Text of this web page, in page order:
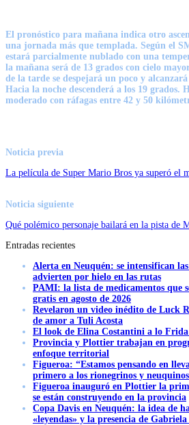
El pronóstico para mañana indica otro
una jornada más que templada. Según el
estará parcialmente nublado con una
la mañana será de 13 grados con cielo
de la tarde se despejará un poco y
Hacia la noche descenderá a los 19 grados.
moderado con ráfagas entre 42 y 50
Noticia previa
La película de Super Mario Bros ya superó el
Noticia siguiente
Qué polémico personaje bailará en la pista de
Entradas recientes
Alerta en Neuquén: se intensifican
advierten por hielo en las rutas
PAMI: la lista de medicamentos que
gratis en agosto de 2026
Revelaron un video inédito de Luck
de amor a Tuli Acosta
El look de Elina Costantini a lo
Provincia y Plottier trabajan en
enfoque territorial
Figueroa: “Estamos pensando en
primero a los rionegrinos y
Figueroa inauguró en Plottier la
se están construyendo en la provincia
Copa Davis en Neuquén: la idea de
«leyendas» y la presencia de